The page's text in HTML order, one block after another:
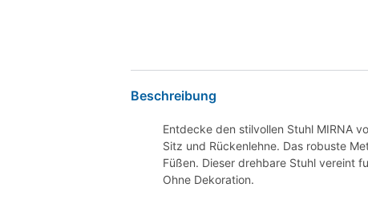
Beschreibung
Entdecke den stilvollen Stuhl MIRNA
Sitz und Rückenlehne. Das robuste
Füßen. Dieser drehbare Stuhl vereint
Ohne Dekoration.